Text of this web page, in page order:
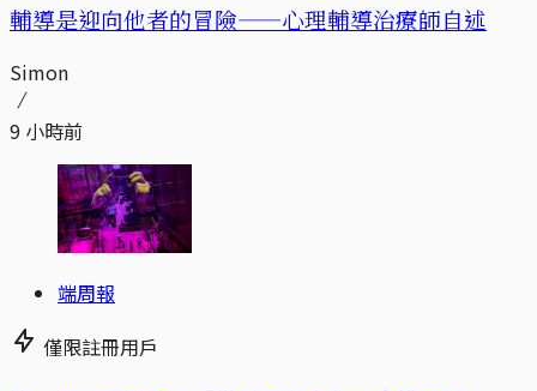
輔導是迎向他者的冒險——心理輔導治療師自述
Simon
9 小時前
端周報
僅限註冊用戶